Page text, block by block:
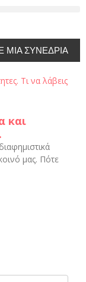
ΜΙΑ ΣΥΝΕΔΡΙΑ
και
μας. Πότε